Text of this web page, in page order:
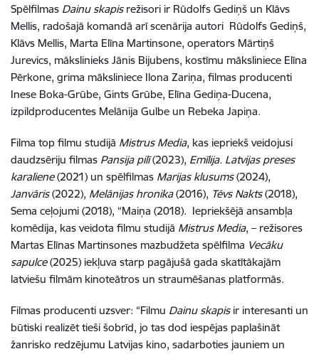
Spēlfilmas Dainu skapisrežisori ir Rūdolfs Gediņš un Klāvs
Mellis, radošajā komandā arī scenārija autori Rūdolfs Gediņš,
Klāvs Mellis, Marta Elīna Martinsone, operators Mārtiņš
Jurevics, mākslinieks Jānis Bijubens, kostīmu māksliniece Elīna
Pērkone, grima māksliniece Ilona Zariņa, filmas producenti
Inese Boka-Grūbe, Gints Grūbe, Elīna Gediņa-Ducena,
izpildproducentes Melānija Gulbe un Rebeka Japiņa.
Filma top filmu studijā Mistrus Media, kas iepriekš veidojusi
daudzsēriju filmas Pansija pilī(2023), Emīlija. Latvijas preses
karaliene(2021) un spēlfilmas Marijas klusums(2024),
Janvāris(2022), Melānijas hronika(2016), Tēvs Nakts(2018),
Sema ceļojumi (2018), “Maiņa (2018). Iepriekšējā ansambļa
komēdija, kas veidota filmu studijā Mistrus Media, – režisores
Martas Elīnas Martinsones mazbudžeta spēlfilma Vecāku
sapulce(2025) iekļuva starp pagājušā gada skatītākajām
latviešu filmām kinoteātros un straumēšanas platformās.
Filmas producenti uzsver: “Filmu Dainu skapisir interesanti un
būtiski realizēt tieši šobrīd, jo tas dod iespējas paplašināt
žanrisko redzējumu Latvijas kino, sadarboties jauniem un